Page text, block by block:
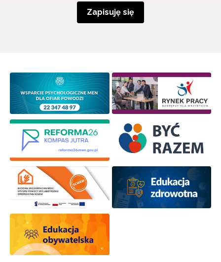
Zapisuję się
Newsletter ORE
Zapisz się i bądź na bieżąco z najnowszymi
informacjami
o szkoleniach i programach.
Adres e-mail:
Wyrażam zgodę na przetwarzanie moich danych
osobowych przez ORE w celach marketingowych.
Zapisuję się